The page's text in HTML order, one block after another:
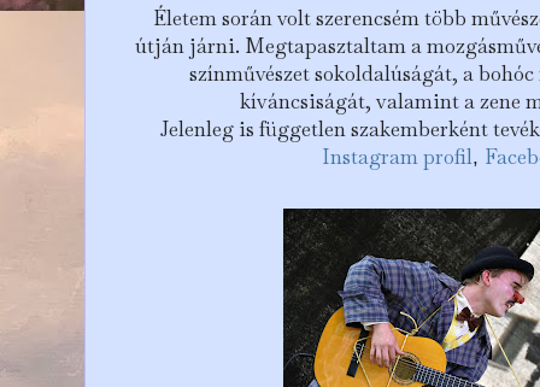
Életem során volt szerencsém több
útján járni. Megtapasztaltam a
színművészet sokoldalúságát, a
kíváncsiságát, valamint a zene
Jelenleg is független szakemberként
Instagram profil,